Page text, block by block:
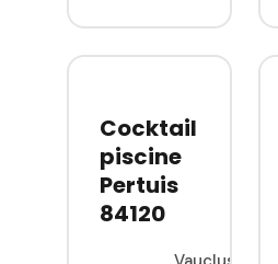
Cocktail
piscine
Pertuis
84120